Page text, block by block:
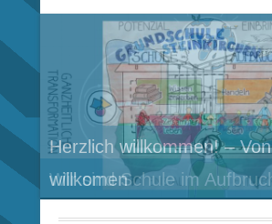
Wir sind Schule im
Herzlich willkommen! –
willkomen